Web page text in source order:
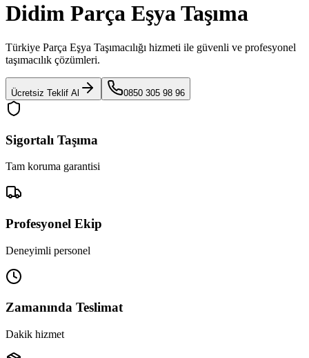
Didim Parça Eşya Taşıma
Türkiye Parça Eşya Taşımacılığı hizmeti ile güvenli ve profesyonel
taşımacılık çözümleri.
Ücretsiz Teklif Al 0850 305 98 96
Sigortalı Taşıma
Tam koruma garantisi
Profesyonel Ekip
Deneyimli personel
Zamanında Teslimat
Dakik hizmet